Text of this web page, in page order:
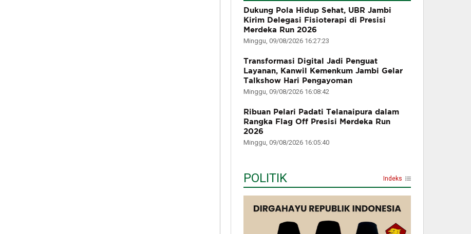
Dukung Pola Hidup Sehat, UBR Jambi
Kirim Delegasi Fisioterapi di Presisi
Merdeka Run 2026
Minggu, 09/08/2026 16:27:23
Transformasi Digital Jadi Penguat
Layanan, Kanwil Kemenkum Jambi Gelar
Talkshow Hari Pengayoman
Minggu, 09/08/2026 16:08:42
Ribuan Pelari Padati Telanaipura dalam
Rangka Flag Off Presisi Merdeka Run
2026
Minggu, 09/08/2026 16:05:40
POLITIK Indeks